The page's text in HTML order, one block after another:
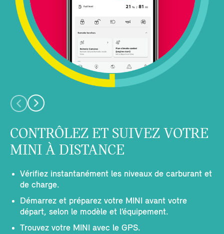
CONTRÔLEZ ET SUIVEZ VOTRE
MINI À DISTANCE
Vérifiez instantanément les niveaux de carburant et
de charge.
Démarrez et préparez votre MINI avant votre
départ, selon le modèle et l’équipement.
Trouvez votre MINI avec le GPS.